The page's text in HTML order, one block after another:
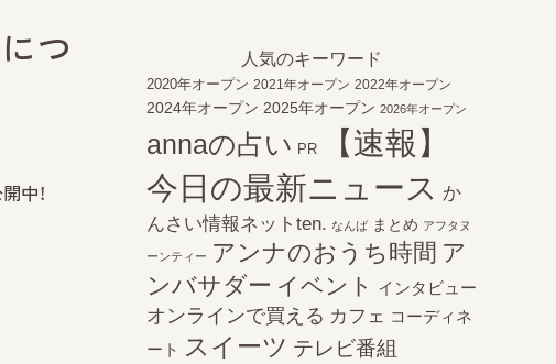
つ
中！
人気のキーワード
2020年オープン 2021年オープン 2022年オープン
2024年オープン 2025年オープン 2026年オープン
annaの占い PR
【速報】
今日の最新ニュース か
んさい情報ネットten. なんば まとめ アフタヌ
ーンティー アンナのおうち時間 ア
ンバサダー イベント インタビュー
オンラインで買える カフェ コーディネ
ート
スイーツ テレビ番組